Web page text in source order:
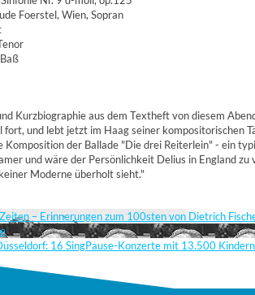
Foerstel, Wien, Sopran
Kurzbiographie aus dem Textheft von diesem
fort, und lebt jetzt im Haag seiner
Komposition der Ballade "Die drei Reiterlein" - ein
und wäre der Persönlichkeit Delius in England
Moderne überholt sieht."
– Erinnerungen zum 100sten von Dietrich
16 SingPause-Konzerte mit 13.500